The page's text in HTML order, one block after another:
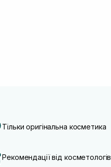
Тільки оригінальна косметика
Рекомендації від косметологів